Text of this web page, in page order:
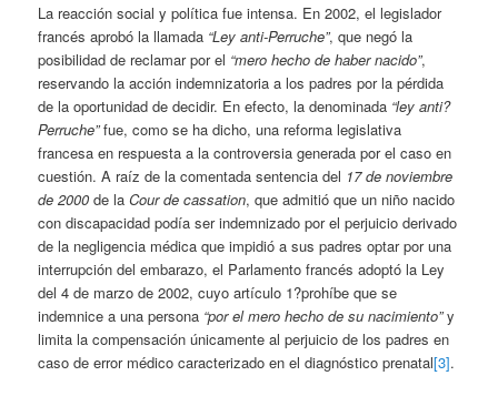
La reacción social y política fue intensa. En 2002, el legislador
francés aprobó la llamada “Ley anti-Perruche”, que negó la
posibilidad de reclamar por el “mero hecho de haber nacido”,
reservando la acción indemnizatoria a los padres por la pérdida
de la oportunidad de decidir. En efecto, la denominada “ley anti?
Perruche”fue, como se ha dicho, una reforma legislativa
francesa en respuesta a la controversia generada por el caso en
cuestión. A raíz de la comentada sentencia del 17 de noviembre
de 2000 de laCour de cassation, que admitió que un niño nacido
con discapacidad podía ser indemnizado por el perjuicio derivado
de la negligencia médica que impidió a sus padres optar por una
interrupción del embarazo, el Parlamento francés adoptó la Ley
del 4 de marzo de 2002, cuyo artículo 1?prohíbe que se
indemnice a una persona “por el mero hecho de su nacimiento”y
limita la compensación únicamente al perjuicio de los padres en
caso de error médico caracterizado en el diagnóstico prenatal[3].